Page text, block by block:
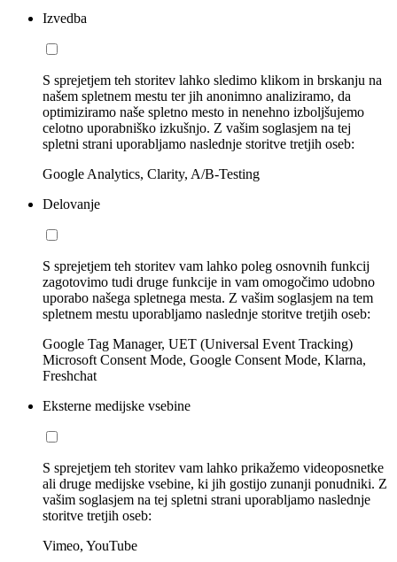
Izvedba
S sprejetjem teh storitev lahko sledimo klikom in brskanju na
našem spletnem mestu ter jih anonimno analiziramo, da
optimiziramo naše spletno mesto in nenehno izboljšujemo
celotno uporabniško izkušnjo. Z vašim soglasjem na tej
spletni strani uporabljamo naslednje storitve tretjih oseb:
Google Analytics, Clarity, A/B-Testing
Delovanje
S sprejetjem teh storitev vam lahko poleg osnovnih funkcij
zagotovimo tudi druge funkcije in vam omogočimo udobno
uporabo našega spletnega mesta. Z vašim soglasjem na tem
spletnem mestu uporabljamo naslednje storitve tretjih oseb:
Google Tag Manager, UET (Universal Event Tracking)
Microsoft Consent Mode, Google Consent Mode, Klarna,
Freshchat
Eksterne medijske vsebine
S sprejetjem teh storitev vam lahko prikažemo videoposnetke
ali druge medijske vsebine, ki jih gostijo zunanji ponudniki. Z
vašim soglasjem na tej spletni strani uporabljamo naslednje
storitve tretjih oseb:
Vimeo, YouTube